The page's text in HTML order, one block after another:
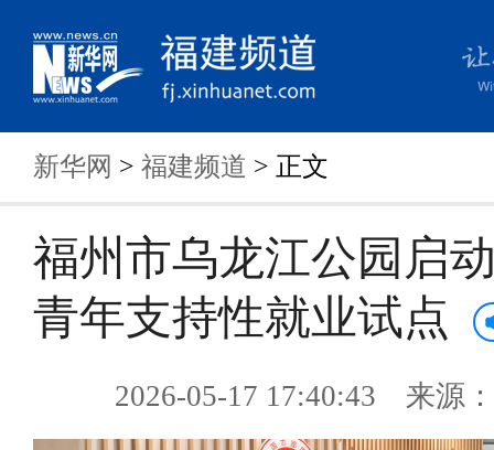
新华网 > 福建频道 > 正文
福州市乌龙江公园启
青年支持性就业试点
2026-05-17 17:40:43 来源